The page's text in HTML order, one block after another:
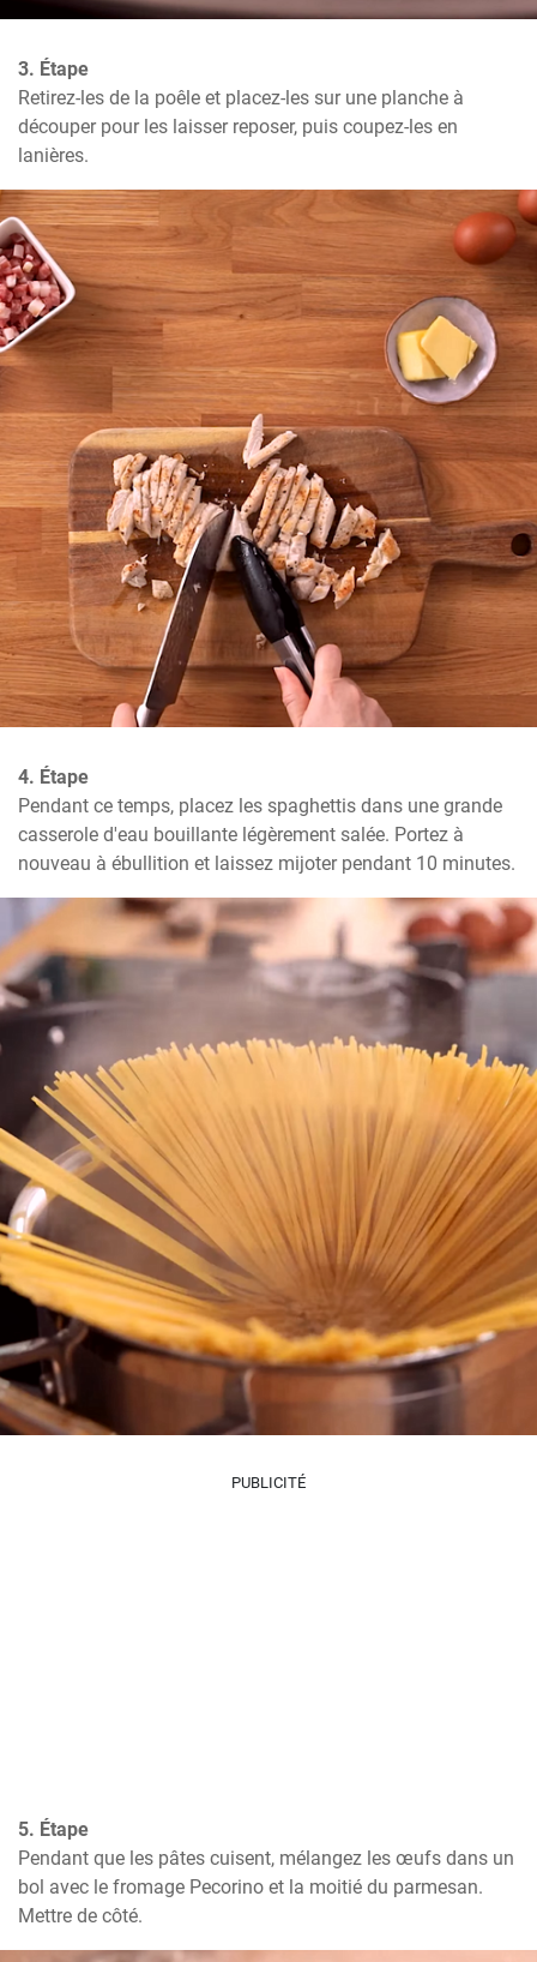
3. Étape
Retirez-les de la poêle et placez-les sur une planche à
découper pour les laisser reposer, puis coupez-les en
lanières.
4. Étape
Pendant ce temps, placez les spaghettis dans une grande
casserole d'eau bouillante légèrement salée. Portez à
nouveau à ébullition et laissez mijoter pendant 10 minutes.
PUBLICITÉ
5. Étape
Pendant que les pâtes cuisent, mélangez les œufs dans un
bol avec le fromage Pecorino et la moitié du parmesan.
Mettre de côté.